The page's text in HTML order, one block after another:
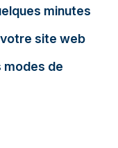
minutes
site web
de